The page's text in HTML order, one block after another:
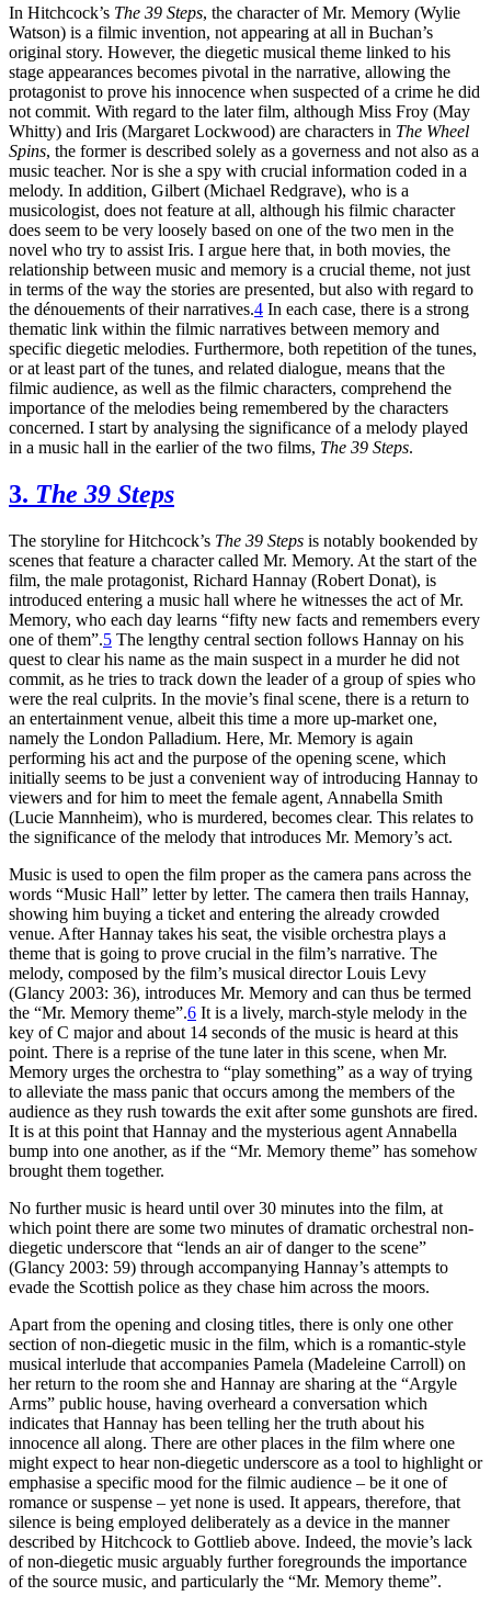
In Hitchcock’s The 39 Steps, the character of Mr. Memory (Wylie
Watson) is a filmic invention, not appearing at all in Buchan’s
original story. However, the diegetic musical theme linked to his
stage appearances becomes pivotal in the narrative, allowing the
protagonist to prove his innocence when suspected of a crime he did
not commit. With regard to the later film, although Miss Froy (May
Whitty) and Iris (Margaret Lockwood) are characters in The Wheel
Spins, the former is described solely as a governess and not also as a
music teacher. Nor is she a spy with crucial information coded in a
melody. In addition, Gilbert (Michael Redgrave), who is a
musicologist, does not feature at all, although his filmic character
does seem to be very loosely based on one of the two men in the
novel who try to assist Iris. I argue here that, in both movies, the
relationship between music and memory is a crucial theme, not just
in terms of the way the stories are presented, but also with regard to
the dénouements of their narratives.4 In each case, there is a strong
thematic link within the filmic narratives between memory and
specific diegetic melodies. Furthermore, both repetition of the tunes,
or at least part of the tunes, and related dialogue, means that the
filmic audience, as well as the filmic characters, comprehend the
importance of the melodies being remembered by the characters
concerned. I start by analysing the significance of a melody played
in a music hall in the earlier of the two films, The 39 Steps.
3. The 39 Steps
The storyline for Hitchcock’s The 39 Steps is notably bookended by
scenes that feature a character called Mr. Memory. At the start of the
film, the male protagonist, Richard Hannay (Robert Donat), is
introduced entering a music hall where he witnesses the act of Mr.
Memory, who each day learns “fifty new facts and remembers every
one of them”.5 The lengthy central section follows Hannay on his
quest to clear his name as the main suspect in a murder he did not
commit, as he tries to track down the leader of a group of spies who
were the real culprits. In the movie’s final scene, there is a return to
an entertainment venue, albeit this time a more up-market one,
namely the London Palladium. Here, Mr. Memory is again
performing his act and the purpose of the opening scene, which
initially seems to be just a convenient way of introducing Hannay to
viewers and for him to meet the female agent, Annabella Smith
(Lucie Mannheim), who is murdered, becomes clear. This relates to
the significance of the melody that introduces Mr. Memory’s act.
Music is used to open the film proper as the camera pans across the
words “Music Hall” letter by letter. The camera then trails Hannay,
showing him buying a ticket and entering the already crowded
venue. After Hannay takes his seat, the visible orchestra plays a
theme that is going to prove crucial in the film’s narrative. The
melody, composed by the film’s musical director Louis Levy
(Glancy 2003: 36), introduces Mr. Memory and can thus be termed
the “Mr. Memory theme”.6 It is a lively, march-style melody in the
key of C major and about 14 seconds of the music is heard at this
point. There is a reprise of the tune later in this scene, when Mr.
Memory urges the orchestra to “play something” as a way of trying
to alleviate the mass panic that occurs among the members of the
audience as they rush towards the exit after some gunshots are fired.
It is at this point that Hannay and the mysterious agent Annabella
bump into one another, as if the “Mr. Memory theme” has somehow
brought them together.
No further music is heard until over 30 minutes into the film, at
which point there are some two minutes of dramatic orchestral non-
diegetic underscore that “lends an air of danger to the scene”
(Glancy 2003: 59) through accompanying Hannay’s attempts to
evade the Scottish police as they chase him across the moors.
Apart from the opening and closing titles, there is only one other
section of non-diegetic music in the film, which is a romantic-style
musical interlude that accompanies Pamela (Madeleine Carroll) on
her return to the room she and Hannay are sharing at the “Argyle
Arms” public house, having overheard a conversation which
indicates that Hannay has been telling her the truth about his
innocence all along. There are other places in the film where one
might expect to hear non-diegetic underscore as a tool to highlight or
emphasise a specific mood for the filmic audience – be it one of
romance or suspense – yet none is used. It appears, therefore, that
silence is being employed deliberately as a device in the manner
described by Hitchcock to Gottlieb above. Indeed, the movie’s lack
of non-diegetic music arguably further foregrounds the importance
of the source music, and particularly the “Mr. Memory theme”.